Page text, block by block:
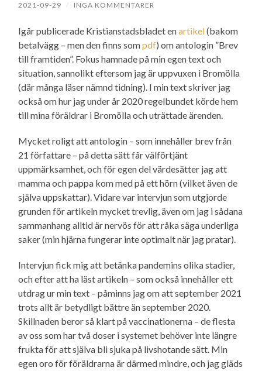
2021-09-29 / INGA KOMMENTARER
Igår publicerade Kristianstadsbladet enartikel(bakom
betalvägg – men den finns sompdf) om antologin ”Brev
till framtiden”. Fokus hamnade på min egen text och
situation, sannolikt eftersom jag är uppvuxen i Bromölla
(där många läser nämnd tidning). I min text skriver jag
också om hur jag under år 2020 regelbundet körde hem
till mina föräldrar i Bromölla och uträttade ärenden.
Mycket roligt att antologin – som innehåller brev från
21 författare – på detta sätt får välförtjänt
uppmärksamhet, och för egen del värdesätter jag att
mamma och pappa kom med på ett hörn (vilket även de
själva uppskattar). Vidare var intervjun som utgjorde
grunden för artikeln mycket trevlig, även om jag i sådana
sammanhang alltid är nervös för att råka säga underliga
saker (min hjärna fungerar inte optimalt när jag pratar).
Intervjun fick mig att betänka pandemins olika stadier,
och efter att ha läst artikeln – som också innehåller ett
utdrag ur min text – påminns jag om att september 2021
trots allt är betydligt bättre än september 2020.
Skillnaden beror så klart på vaccinationerna – de flesta
av oss som har två doser i systemet behöver inte längre
frukta för att själva bli sjuka på livshotande sätt. Min
egen oro för föräldrarna är därmed mindre, och jag gläds